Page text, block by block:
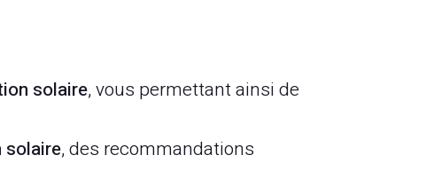
solaire, vous permettant ainsi de
, des recommandations